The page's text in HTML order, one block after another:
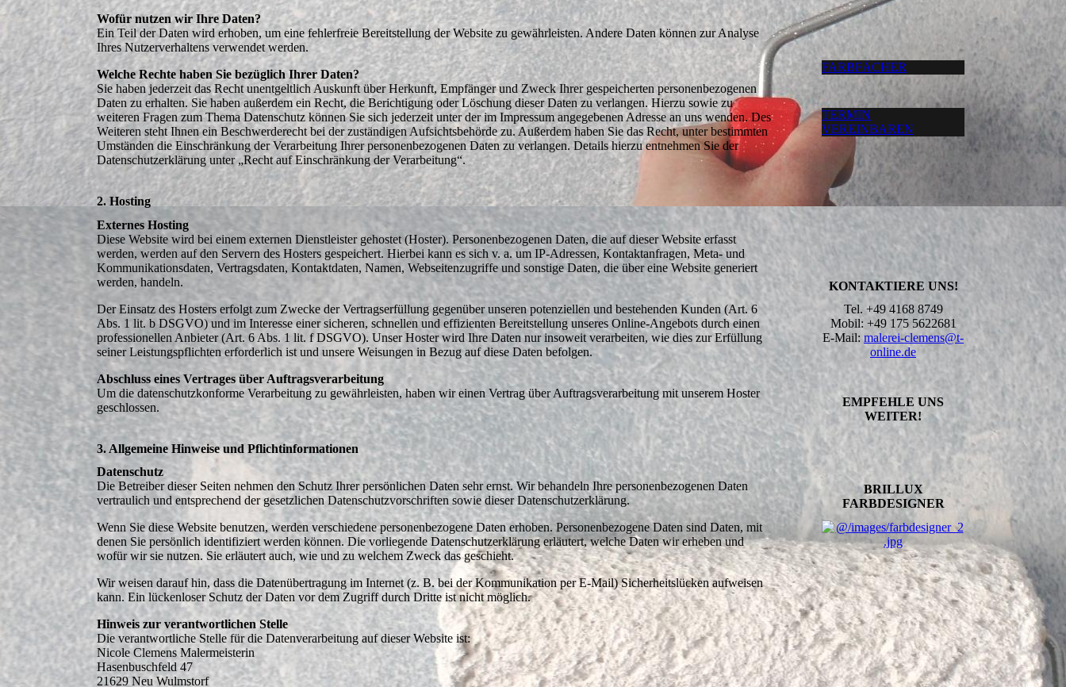
Wofür nutzen wir Ihre Daten?
Ein Teil der Daten wird erhoben, um eine fehlerfreie Bereitstellung der Website zu gewährleisten. Andere Daten können zur Analyse
Ihres Nutzerverhaltens verwendet werden.
Welche Rechte haben Sie bezüglich Ihrer Daten?
Sie haben jederzeit das Recht unentgeltlich Auskunft über Herkunft, Empfänger und Zweck Ihrer gespeicherten personenbezogenen
Daten zu erhalten. Sie haben außerdem ein Recht, die Berichtigung oder Löschung dieser Daten zu verlangen. Hierzu sowie zu
weiteren Fragen zum Thema Datenschutz können Sie sich jederzeit unter der im Impressum angegebenen Adresse an uns wenden. Des
Weiteren steht Ihnen ein Beschwerderecht bei der zuständigen Aufsichtsbehörde zu. Außerdem haben Sie das Recht, unter bestimmten
Umständen die Einschränkung der Verarbeitung Ihrer personenbezogenen Daten zu verlangen. Details hierzu entnehmen Sie der
Datenschutzerklärung unter „Recht auf Einschränkung der Verarbeitung“.
2. Hosting
Externes Hosting
Diese Website wird bei einem externen Dienstleister gehostet (Hoster). Personenbezogenen Daten, die auf dieser Website erfasst
werden, werden auf den Servern des Hosters gespeichert. Hierbei kann es sich v. a. um IP-Adressen, Kontaktanfragen, Meta- und
Kommunikationsdaten, Vertragsdaten, Kontaktdaten, Namen, Webseitenzugriffe und sonstige Daten, die über eine Website generiert
werden, handeln.
Der Einsatz des Hosters erfolgt zum Zwecke der Vertragserfüllung gegenüber unseren potenziellen und bestehenden Kunden (Art. 6
Abs. 1 lit. b DSGVO) und im Interesse einer sicheren, schnellen und effizienten Bereitstellung unseres Online-Angebots durch einen
professionellen Anbieter (Art. 6 Abs. 1 lit. f DSGVO). Unser Hoster wird Ihre Daten nur insoweit verarbeiten, wie dies zur Erfüllung
seiner Leistungspflichten erforderlich ist und unsere Weisungen in Bezug auf diese Daten befolgen.
Abschluss eines Vertrages über Auftragsverarbeitung
Um die datenschutzkonforme Verarbeitung zu gewährleisten, haben wir einen Vertrag über Auftragsverarbeitung mit unserem Hoster
geschlossen.
3. Allgemeine Hinweise und Pflichtinformationen
Datenschutz
Die Betreiber dieser Seiten nehmen den Schutz Ihrer persönlichen Daten sehr ernst. Wir behandeln Ihre personenbezogenen Daten
vertraulich und entsprechend der gesetzlichen Datenschutzvorschriften sowie dieser Datenschutzerklärung.
Wenn Sie diese Website benutzen, werden verschiedene personenbezogene Daten erhoben. Personenbezogene Daten sind Daten, mit
denen Sie persönlich identifiziert werden können. Die vorliegende Datenschutzerklärung erläutert, welche Daten wir erheben und
wofür wir sie nutzen. Sie erläutert auch, wie und zu welchem Zweck das geschieht.
Wir weisen darauf hin, dass die Datenübertragung im Internet (z. B. bei der Kommunikation per E-Mail) Sicherheitslücken aufweisen
kann. Ein lückenloser Schutz der Daten vor dem Zugriff durch Dritte ist nicht möglich.
Hinweis zur verantwortlichen Stelle
Die verantwortliche Stelle für die Datenverarbeitung auf dieser Website ist:
Nicole Clemens Malermeisterin
Hasenbuschfeld 47
21629 Neu Wulmstorf
FARBFÄCHER
TERMIN
VEREINBAREN
KONTAKTIERE UNS!
Tel. +49 4168 8749
Mobil: +49 175 5622681
E-Mail: malerei-clemens@t-
online.de
EMPFEHLE UNS
WEITER!
BRILLUX
FARBDESIGNER